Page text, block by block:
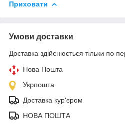
Приховати
Умови доставки
Доставка здійснюється тільки по
Нова Пошта
Укрпошта
Доставка кур'єром
НОВА ПОШТА